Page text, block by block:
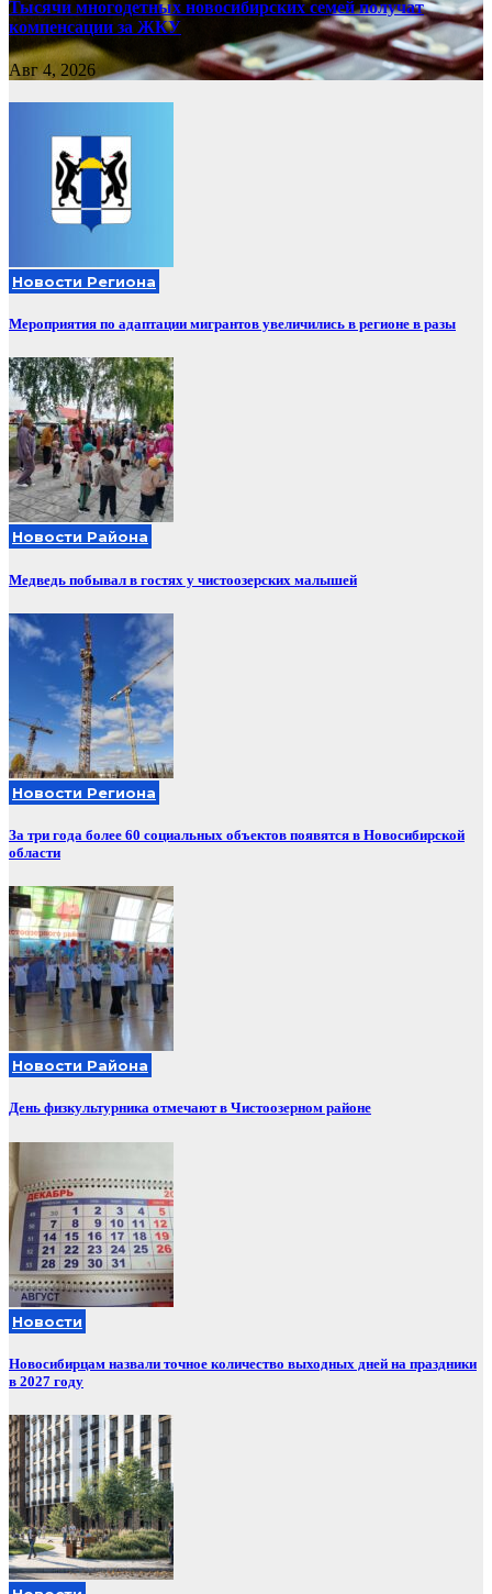
Тысячи многодетных новосибирских семей получат
компенсации за ЖКУ
Авг 4, 2026
Новости Региона
Мероприятия по адаптации мигрантов увеличились в регионе в разы
Новости Района
Медведь побывал в гостях у чистоозерских малышей
Новости Региона
За три года более 60 социальных объектов появятся в Новосибирской
области
Новости Района
День физкультурника отмечают в Чистоозерном районе
Новости
Новосибирцам назвали точное количество выходных дней на праздники
в 2027 году